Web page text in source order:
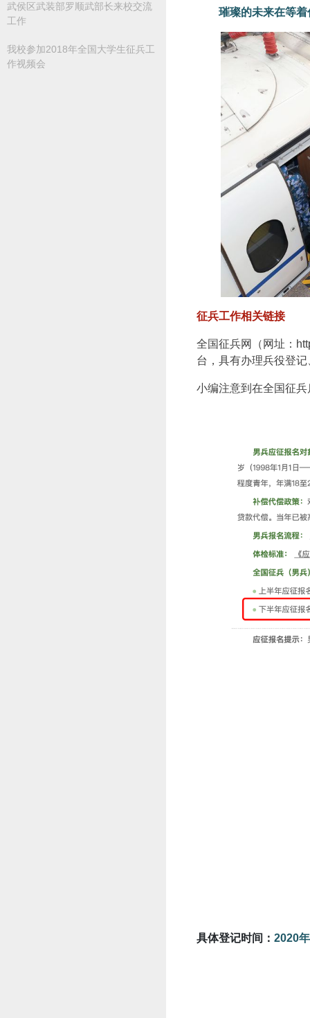
武侯区武装部罗顺武部长来校交流
工作
我校参加2018年全国大学生征兵工
作视频会
璀璨的未来在等着
征兵工作相关链接
全国征兵网（网址：
台，具有办理兵役登
小编注意到在全国征
具体登记时间： 2020